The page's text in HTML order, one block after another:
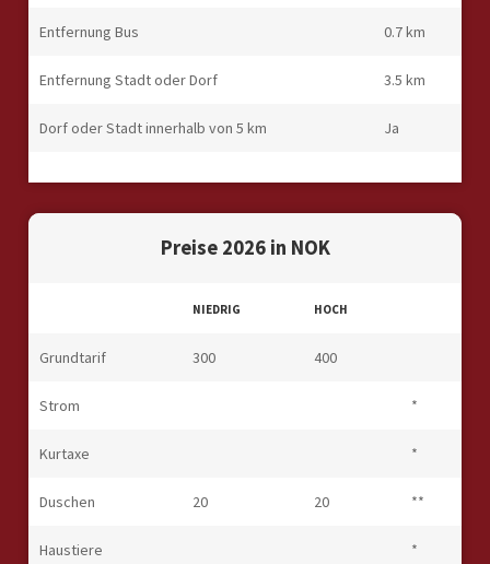
Entfernung Bus 0.7 km
Entfernung Stadt oder Dorf 3.5 km
Dorf oder Stadt innerhalb von 5 km Ja
Preise 2026 in NOK
NIEDRIG HOCH
Grundtarif 300 400
Strom *
Kurtaxe *
Duschen 20 20 **
Haustiere *